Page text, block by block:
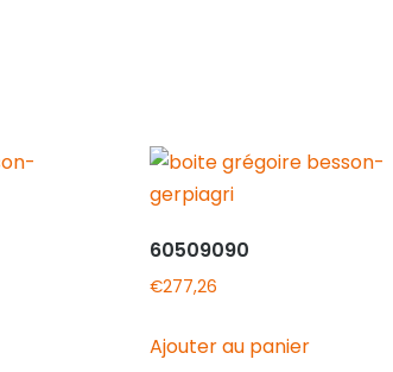
60509090
€277,26
Ajouter au panier